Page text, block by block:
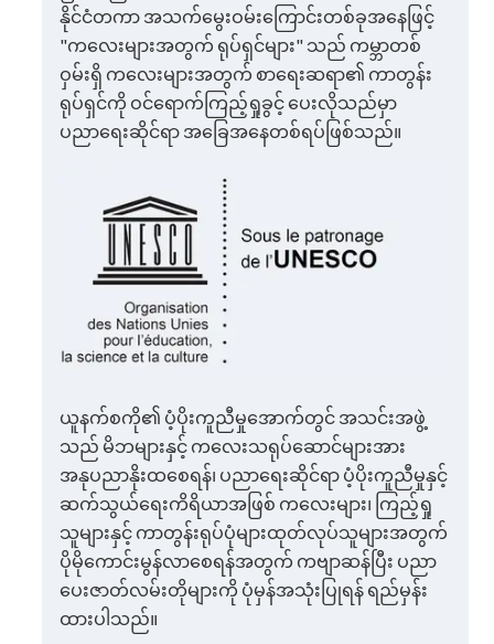
နိုင်ငံတကာ အသက်မွေးဝမ်းကြောင်းတစ်ခုအနေဖြင့်
"ကလေးများအတွက် ရုပ်ရှင်များ" သည် ကမ္ဘာတစ်
ဝှမ်းရှိ ကလေးများအတွက် စာရေးဆရာ၏ ကာတွန်း
ရုပ်ရှင်ကို ဝင်ရောက်ကြည့်ရှုခွင့် ပေးလိုသည်မှာ
ပညာရေးဆိုင်ရာ အခြေအနေတစ်ရပ်ဖြစ်သည်။
ယူနက်စကို၏ ပံ့ပိုးကူညီမှုအောက်တွင် အသင်းအဖွဲ့
သည် မိဘများနှင့် ကလေးသရုပ်ဆောင်များအား
အနုပညာနိုးထစေရန်၊ ပညာရေးဆိုင်ရာ ပံ့ပိုးကူညီမှုနှင့်
ဆက်သွယ်ရေးကိရိယာအဖြစ် ကလေးများ၊ ကြည့်ရှု
သူများနှင့် ကာတွန်းရုပ်ပုံများထုတ်လုပ်သူများအတွက်
ပိုမိုကောင်းမွန်လာစေရန်အတွက် ကဗျာဆန်ပြီး ပညာ
ပေးဇာတ်လမ်းတိုများကို ပုံမှန်အသုံးပြုရန် ရည်မှန်း
ထားပါသည်။